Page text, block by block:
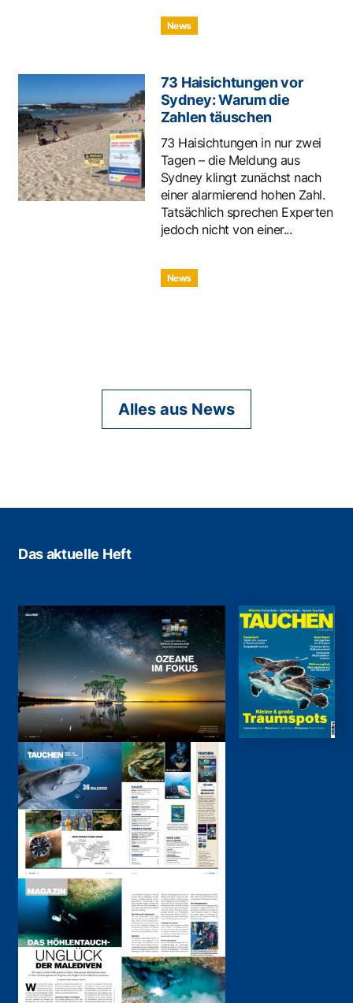
News
73 Haisichtungen vor
Sydney: Warum die
Zahlen täuschen
73 Haisichtungen in nur zwei
Tagen – die Meldung aus
Sydney klingt zunächst nach
einer alarmierend hohen Zahl.
Tatsächlich sprechen Experten
jedoch nicht von einer...
News
Alles aus News
Das aktuelle Heft